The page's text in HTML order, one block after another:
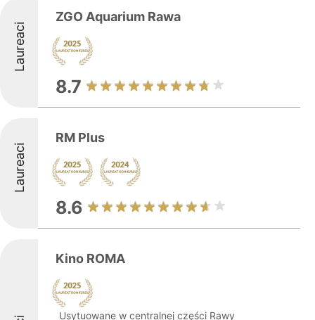
Laureaci
ZGO Aquarium Rawa
8.7
Laureaci
RM Plus
8.6
Kino ROMA
Usytuowane w centralnej części Rawy